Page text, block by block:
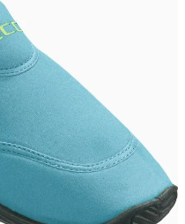
& Аквафітнес
пляжу, серфінгу